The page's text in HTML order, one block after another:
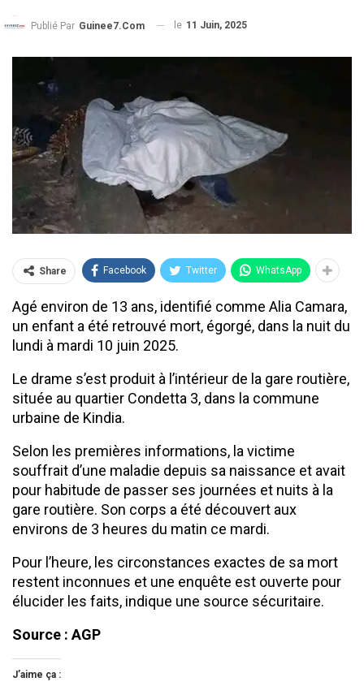
Publié Par Guinee7.com le 11 Juin, 2025
Share Facebook Twitter WhatsApp
Agé environ de 13 ans, identifié comme Alia Camara,
un enfant a été retrouvé mort, égorgé, dans la nuit du
lundi à mardi 10 juin 2025.
Le drame s’est produit à l’intérieur de la gare routière,
située au quartier Condetta 3, dans la commune
urbaine de Kindia.
Selon les premières informations, la victime
souffrait d’une maladie depuis sa naissance et avait
pour habitude de passer ses journées et nuits à la
gare routière. Son corps a été découvert aux
environs de 3 heures du matin ce mardi.
Pour l’heure, les circonstances exactes de sa mort
restent inconnues et une enquête est ouverte pour
élucider les faits, indique une source sécuritaire.
Source : AGP
J’aime ça :